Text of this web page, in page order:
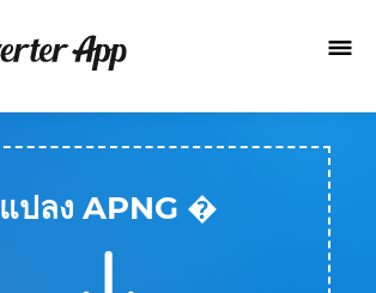
แปลง APNG �